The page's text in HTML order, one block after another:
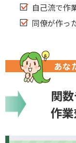
自己流で作
同僚が作っ
あな
関
作